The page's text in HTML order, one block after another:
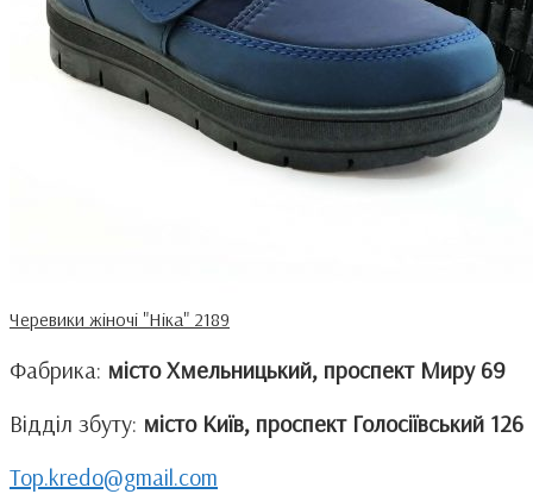
Черевики жіночі "Ніка" 2189
Фабрика: місто Хмельницький, проспект Миру 69
Відділ збуту: місто Київ, проспект Голосіївський 126
Top.kredo@gmail.com